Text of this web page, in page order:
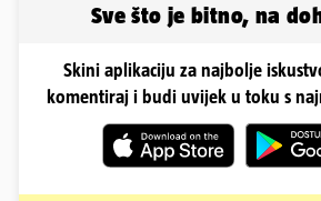
Sve što je bitno, na
Skini aplikaciju za najbolje
komentiraj i budi uvijek u toku s